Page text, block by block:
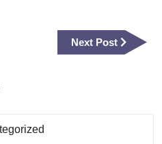
Next Post
Next
Post